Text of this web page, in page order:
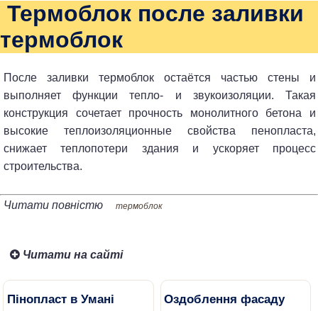
Термоблок после заливки
термоблок
После заливки термоблок остаётся частью стены и
выполняет функции тепло- и звукоизоляции. Такая
конструкция сочетает прочность монолитного бетона и
высокие теплоизоляционные свойства пенопласта,
снижает теплопотери здания и ускоряет процесс
строительства.
Читати повністю термоблок
Читати на сайті
Пінопласт в Умані Оздоблення фасаду